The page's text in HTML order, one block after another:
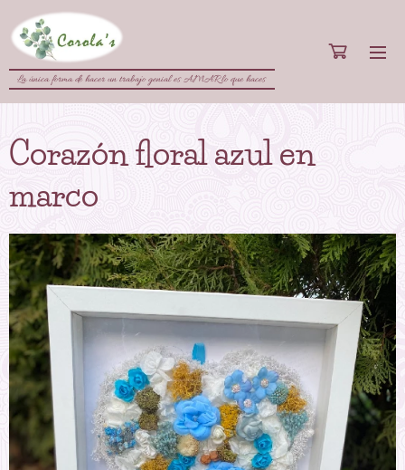
La única forma de hacer un trabajo genial es AMAR lo que haces
Corazón floral azul en
marco